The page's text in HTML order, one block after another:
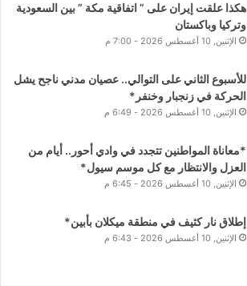
هكذا علقت إيران على ” اتفاقية مكة ” بين السعودية
وتركيا وباكستان
الإثنين, 10 أغسطس 2026 - 7:00 م
للأسبوع الثاني على التوالي.. عصيان مدني ناجح يشل
الحركة في زنجبار وخنفر*
الإثنين, 10 أغسطس 2026 - 6:49 م
*معاناة المواطنين تتجدد في وادي أحور.. أيام من
العزل والانتظار مع كل موسم سيول*
الإثنين, 10 أغسطس 2026 - 6:45 م
إطلاق نار كثيف في منطقة ميكلان بأبين*
الإثنين, 10 أغسطس 2026 - 6:43 م